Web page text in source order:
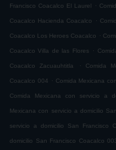
Francisco Coacalco El Laurel .
Coacalco Hacienda Coacalco .
Coacalco Los Heroes Coacalco .
Coacalco Villa de las Flores .
Coacalco Zacuauhtitla . Comida
Coacalco 004 . Comida Mexicana
Comida Mexicana con servicio a
Mexicana con servicio a domicilio
servicio a domicilio San Francisco
domicilio San Francisco Coacalco